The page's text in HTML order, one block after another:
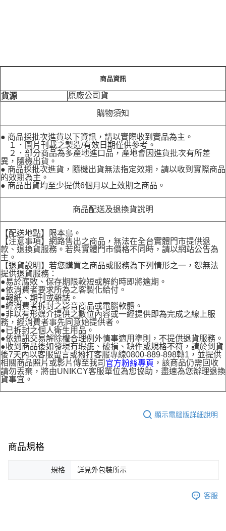
商品資訊
貨源 原廠公司貨
購物須知
● 商品採批次進貨以下資訊，請以實際收到實品為主。
１．圖片刊載之製造/有效日期僅供參考。
２．部分商品為多產地進口品，產地會因進貨批次有所差
異，隨機出貨。
● 商品採批次進貨，隨機出貨無法指定效期，請以收到實際商品
的效期為主。
● 商品出貨均至少提供6個月以上效期之商品。
商品配送及退換貨說明
【配送地點】限本島。
【注意事項】網路售出之商品，無法在全台實體門市提供退
款、退換貨服務。若與實體門市價格不同時，請以網站公告為
主。
【退貨說明】若您購買之商品或服務為下列情形之一，恕無法
提供退貨服務：
●易於腐敗、保存期限較短或解約時即將逾期。
●依消費者要求所為之客製化給付。
●報紙、期刊或雜誌。
●經消費者拆封之影音商品或電腦軟體。
●非以有形媒介提供之數位內容或一經提供即為完成之線上服
務，經消費者事先同意始提供者。
●已拆封之個人衛生用品。
●依通訊交易解除權合理例外情事適用準則，不提供退貨服務。
●收到商品後如發現有瑕疵、破損、缺件或規格不符，請於到貨
後7天內以客服留言或撥打客服專線0800-889-898轉1，並提供
相關商品照片或影片傳至我司 官方粉絲專頁 ，該商品仍需回收
請勿丟棄，將由UNIKCY客服單位為您協助，盡速為您辦理退換
貨事宜。
顯示電腦版詳細說明
商品規格
規格 詳見外包裝所示
客服